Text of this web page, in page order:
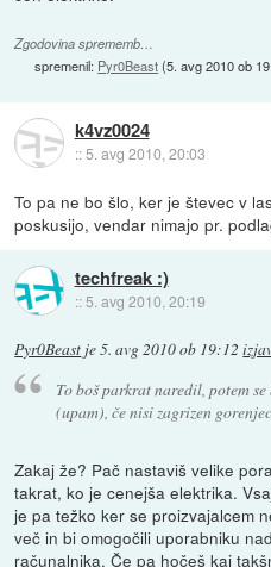
Zgodovina sprememb…
spremenil: Pyr0Beast(5. avg 2010 ob
k4vz0024
::5. avg 2010, 20:03
To pa ne bo šlo, ker je števec v
poskusijo, vendar nimajo pr.
techfreak :)
:: 5. avg 2010, 20:19
Pyr0Beast je5. avg 2010 ob 19:12
To boš parkrat naredil, potem
(upam), če nisi zagrizen
Zakaj že? Pač nastaviš velike
takrat, ko je cenejša elektrika.
je pa težko ker se proizvajalcem
več in bi omogočili uporabniku
računalnika. Če pa hočeš kaj